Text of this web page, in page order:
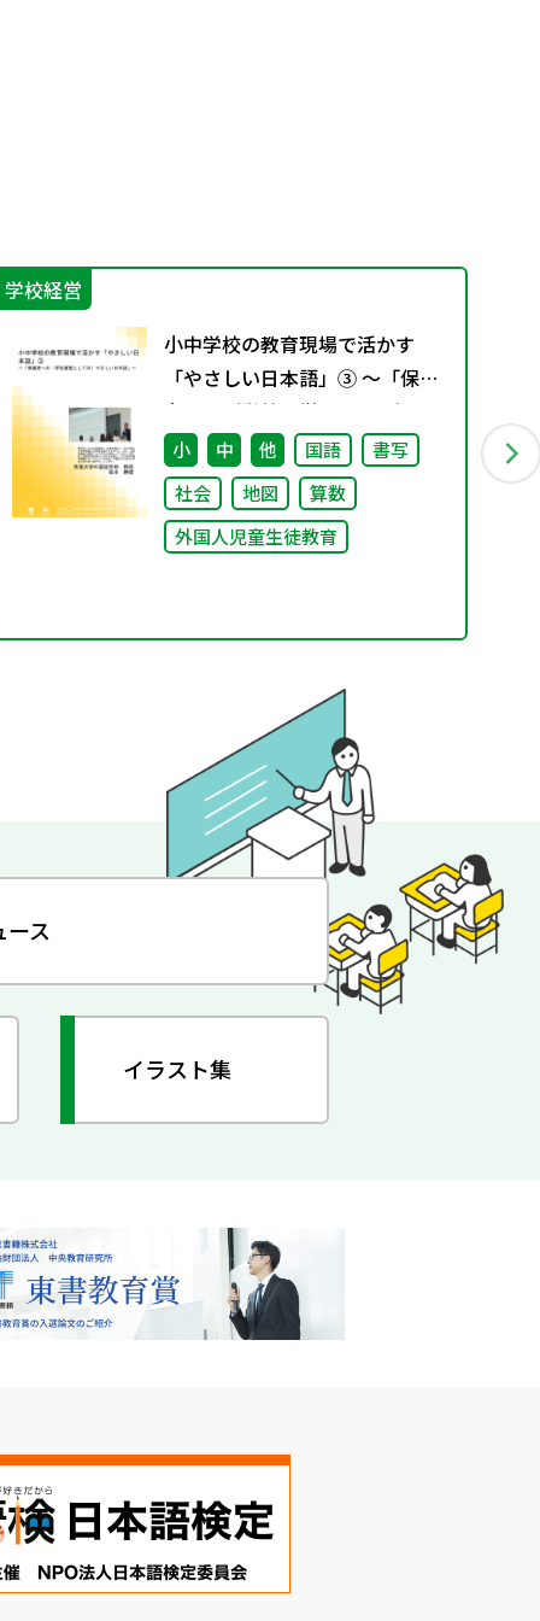
学校経営
小中学校の教育現場で活かす
「やさしい日本語」③ ～「保護
者への（学校運営としての）や
さしい日本語」～
小 中 他 国語
書写
社会
地図
算数
外国人児童生徒教育
ース
イラスト集